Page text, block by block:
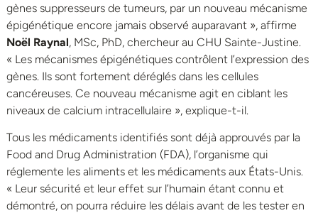
gènes suppresseurs de tumeurs, par un nouveau mécanisme
épigénétique encore jamais observé auparavant », affirme
Noël Raynal, MSc, PhD, chercheur au CHU Sainte-Justine.
« Les mécanismes épigénétiques contrôlent l’expression des
gènes. Ils sont fortement déréglés dans les cellules
cancéreuses. Ce nouveau mécanisme agit en ciblant les
niveaux de calcium intracellulaire », explique-t-il.
Tous les médicaments identifiés sont déjà approuvés par la
Food and Drug Administration (FDA), l’organisme qui
réglemente les aliments et les médicaments aux États-Unis.
« Leur sécurité et leur effet sur l’humain étant connu et
démontré, on pourra réduire les délais avant de les tester en